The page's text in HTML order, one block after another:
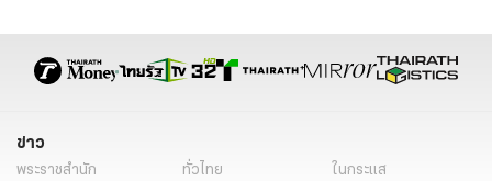
ข่าว
พระราชสำนัก ทั่วไทย
ในกระแส